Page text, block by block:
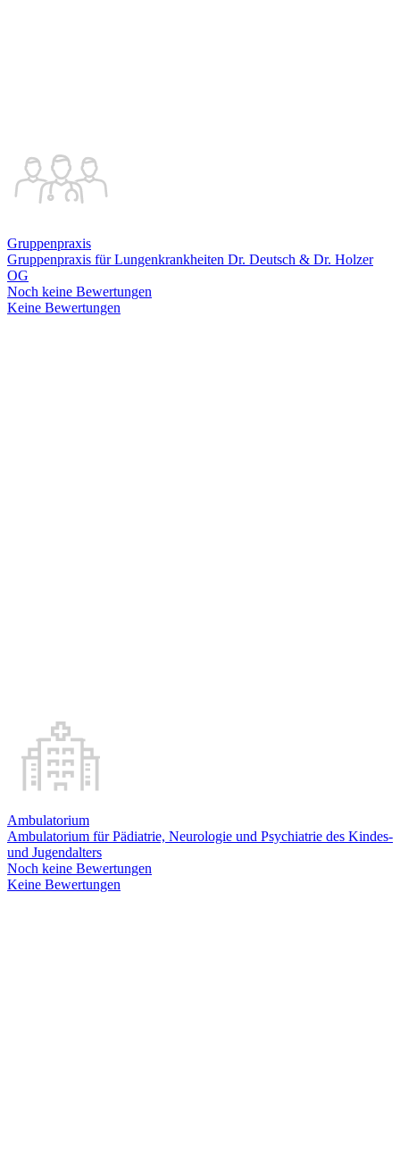
Gruppenpraxis
Gruppenpraxis für Lungenkrankheiten Dr. Deutsch & Dr. Holzer
OG
Noch keine Bewertungen
Keine Bewertungen
Ambulatorium
Ambulatorium für Pädiatrie, Neurologie und Psychiatrie des Kindes-
und Jugendalters
Noch keine Bewertungen
Keine Bewertungen